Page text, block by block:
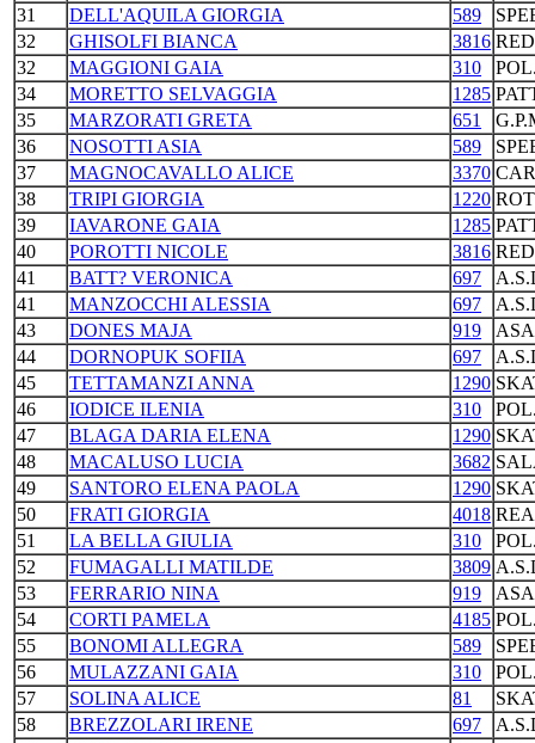
31
DELL'AQUILA GIORGIA 589
32
GHISOLFI BIANCA 3816
32
MAGGIONI GAIA 310
34
MORETTO SELVAGGIA 1285
35
MARZORATI GRETA 651
36
NOSOTTI ASIA 589
37
MAGNOCAVALLO ALICE 3370
38
TRIPI GIORGIA 1220
39
IAVARONE GAIA 1285
40
POROTTI NICOLE 3816
41
BATT? VERONICA 697
41
MANZOCCHI ALESSIA 697
43
DONES MAJA 919
ASA
44
DORNOPUK SOFIIA 697
45
TETTAMANZI ANNA 1290
46
IODICE ILENIA 310
47
BLAGA DARIA ELENA 1290
48
MACALUSO LUCIA 3682
49
SANTORO ELENA PAOLA 1290
50
FRATI GIORGIA 4018
51
LA BELLA GIULIA 310
52
FUMAGALLI MATILDE 3809
53
FERRARIO NINA 919
ASA
54
CORTI PAMELA 4185
55
BONOMI ALLEGRA 589
56
MULAZZANI GAIA 310
57
SOLINA ALICE 81
58
BREZZOLARI IRENE 697